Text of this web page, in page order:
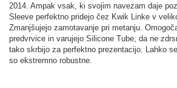
2014. Ampak vsak, ki svojim navezam daje
Sleeve perfektno pridejo čez Kwik Linke v
Zmanjšujejo zamotavanje pri metanju.
predvrvice in varujejo Silicone Tube, da ne
tako skrbijo za perfektno prezentacijo. Lahko
so ekstremno robustne.